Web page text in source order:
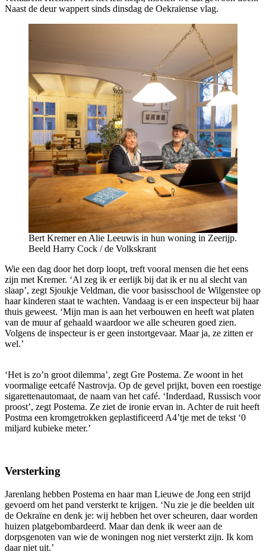
Naast de deur wappert sinds dinsdag de Oekraïense vlag.
Bert Kremer en Alie Leeuwis in hun woning in Zeerijp.
Beeld Harry Cock / de Volkskrant
Wie een dag door het dorp loopt, treft vooral mensen die het eens
zijn met Kremer. ‘Al zeg ik er eerlijk bij dat ik er nu al slecht van
slaap’, zegt Sjoukje Veldman, die voor basisschool de Wilgenstee op
haar kinderen staat te wachten. Vandaag is er een inspecteur bij haar
thuis geweest. ‘Mijn man is aan het verbouwen en heeft wat platen
van de muur af gehaald waardoor we alle scheuren goed zien.
Volgens de inspecteur is er geen instortgevaar. Maar ja, ze zitten er
wel.’
‘Het is zo’n groot dilemma’, zegt Gre Postema. Ze woont in het
voormalige eetcafé Nastrovja. Op de gevel prijkt, boven een roestige
sigarettenautomaat, de naam van het café. ‘Inderdaad, Russisch voor
proost’, zegt Postema. Ze ziet de ironie ervan in. Achter de ruit heeft
Postma een kromgetrokken geplastificeerd A4’tje met de tekst ‘0
miljard kubieke meter.’
Versterking
Jarenlang hebben Postema en haar man Lieuwe de Jong een strijd
gevoerd om het pand versterkt te krijgen. ‘Nu zie je die beelden uit
de Oekraïne en denk je: wij hebben het over scheuren, daar worden
huizen platgebombardeerd. Maar dan denk ik weer aan de
dorpsgenoten van wie de woningen nog niet versterkt zijn. Ik kom
daar niet uit.’